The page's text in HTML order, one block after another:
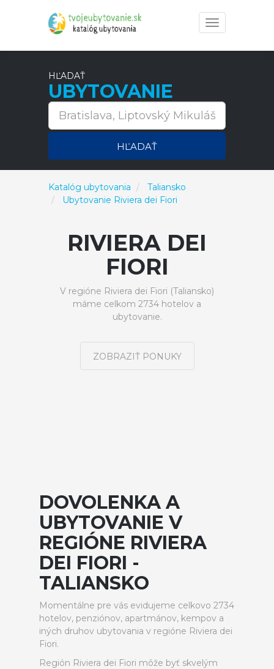
Toggle
navigation
HĽADAŤ
UBYTOVANIE
HĽADAŤ
Katalóg ubytovania
Taliansko
Ubytovanie Riviera dei Fiori
RIVIERA DEI
FIORI
V regióne Riviera dei Fiori (Taliansko)
máme celkom 2734 hotelov a
ubytovanie.
ZOBRAZIŤ PONUKY
DOVOLENKA A
UBYTOVANIE V
REGIÓNE RIVIERA
DEI FIORI -
TALIANSKO
Momentálne pre vás evidujeme celkovo 2734
hotelov, penziónov, apartmánov, kempov a
iných druhov ubytovania v regióne Riviera dei
Fiori.
Región Riviera dei Fiori môže byť skvelým